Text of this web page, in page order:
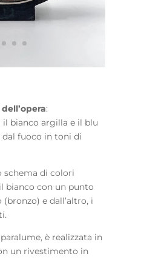
:
bianco argilla e il blu
fuoco in toni di
schema di colori
bianco con un punto
e dall’altro, i
è realizzata in
un rivestimento in